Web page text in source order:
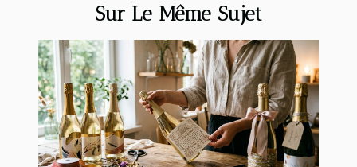
Sur Le Même Sujet